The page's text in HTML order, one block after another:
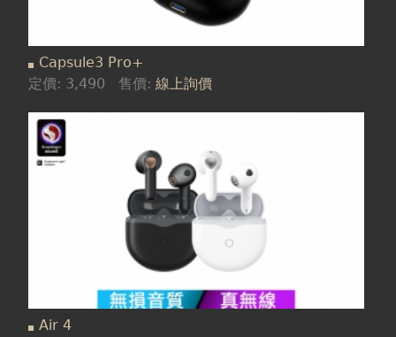
Capsule3 Pro+
定價: 3,490 售價:線上詢價
Air 4